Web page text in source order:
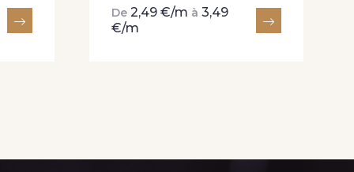
De 2,49 €/m à 3,49
€/m